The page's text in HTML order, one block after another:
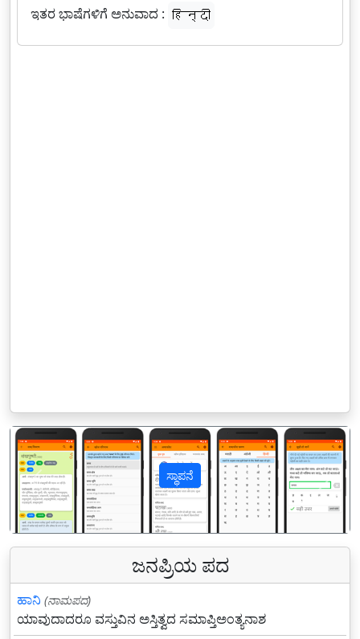
ಇತರ ಭಾಷೆಗಳಿಗೆ ಅನುವಾದ : हिन्दी
ಸ್ಥಾಪನೆ
पिछला
ಜನಪ್ರಿಯ ಪದ
ಹಾನಿ (ನಾಮಪದ)
ಯಾವುದಾದರೂ ವಸ್ತುವಿನ ಅಸ್ತಿತ್ವದ ಸಮಾಪ್ತಿಅಂತ್ಯನಾಶ